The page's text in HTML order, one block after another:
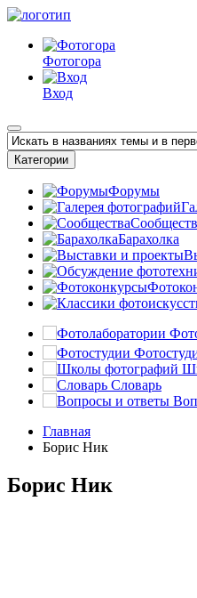
Фотогора
Вход
Категории
Форумы
Барахолка
Словарь
Главная
Борис Ник
Борис Ник